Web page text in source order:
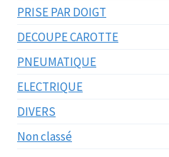
PRISE PAR DOIGT
DECOUPE CAROTTE
PNEUMATIQUE
ELECTRIQUE
DIVERS
Non classé